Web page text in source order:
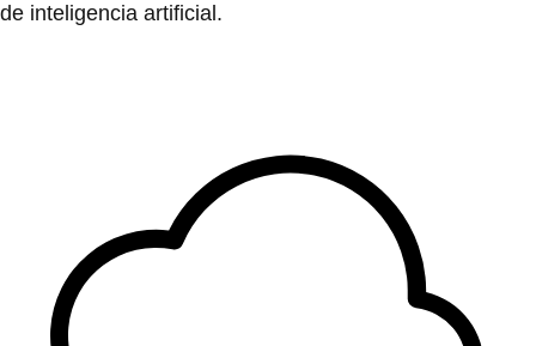
de inteligencia artificial.